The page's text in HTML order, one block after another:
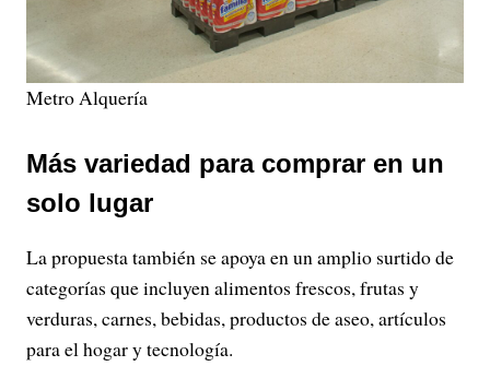
Metro Alquería
Más variedad para comprar en un
solo lugar
La propuesta también se apoya en un amplio surtido de
categorías que incluyen alimentos frescos, frutas y
verduras, carnes, bebidas, productos de aseo, artículos
para el hogar y tecnología.